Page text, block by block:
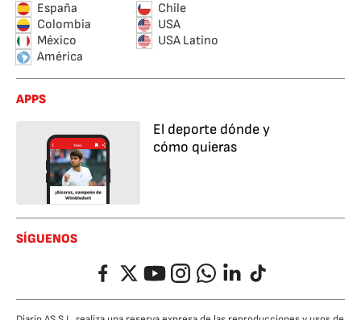
España
Chile
Colombia
USA
México
USA Latino
América
APPS
El deporte dónde y
cómo quieras
SÍGUENOS
FacebookTwitterYouTubeInstagramWhatsappLinkedIn
TikTok